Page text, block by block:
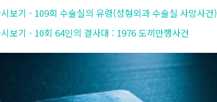
보기 - 109회 수술실의 유령(성형외과 수술실 사망사건)
보기 - 10회 64인의 결사대 : 1976 도끼만행사건